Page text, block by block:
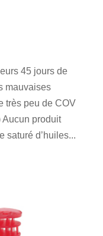
45 jours de
mauvaises
très peu de COV
produit
saturé d’huiles...